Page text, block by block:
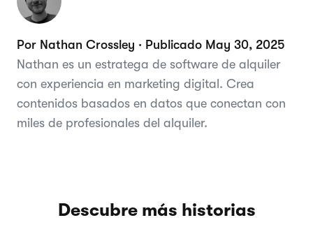
Por Nathan Crossley · Publicado May 30, 2025
Nathan es un estratega de software de alquiler
con experiencia en marketing digital. Crea
contenidos basados en datos que conectan con
miles de profesionales del alquiler.
Descubre más historias